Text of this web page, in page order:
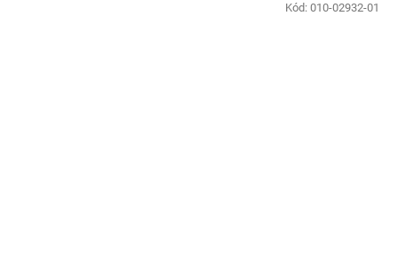
Kód: 010-02932-01